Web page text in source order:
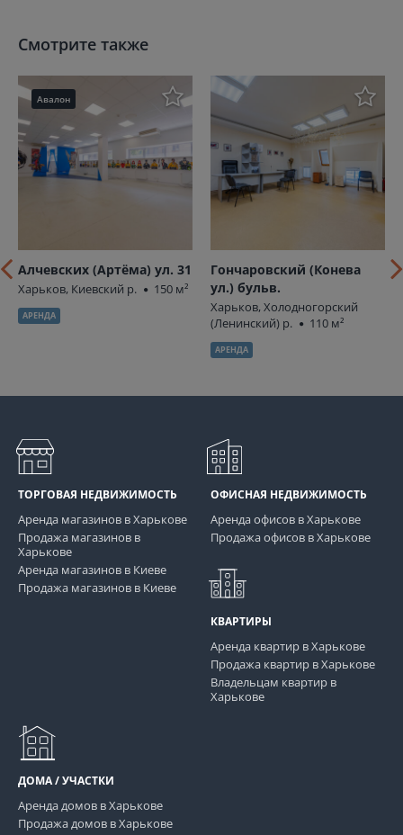
Смотрите также
Авалон
Алчевских (Артёма) ул. 31
Харьков, Киевский р. 150 м²
АРЕНДА
Гончаровский (Конева
ул.) бульв.
Харьков, Холодногорский
(Ленинский) р.
110 м²
АРЕНДА
ТОРГОВАЯ НЕДВИЖИМОСТЬ
Аренда магазинов в Харькове
Продажа магазинов в
Харькове
Аренда магазинов в Киеве
Продажа магазинов в Киеве
ОФИСНАЯ НЕДВИЖИМОСТЬ
Аренда офисов в Харькове
Продажа офисов в Харькове
КВАРТИРЫ
Аренда квартир в Харькове
Продажа квартир в Харькове
Владельцам квартир в
Харькове
ДОМА / УЧАСТКИ
Аренда домов в Харькове
Продажа домов в Харькове